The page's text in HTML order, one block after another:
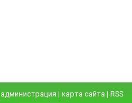
администрация | карта сайта | RSS